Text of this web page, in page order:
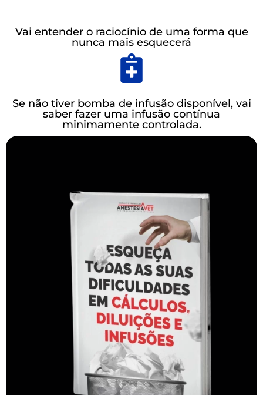
Vai entender o raciocínio de uma forma que
nunca mais esquecerá
Se não tiver bomba de infusão disponível, vai
saber fazer uma infusão contínua
minimamente controlada.